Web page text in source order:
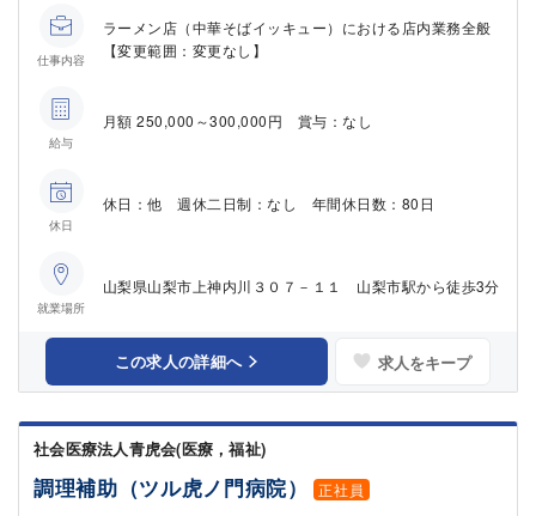
仕事内容
ラーメン店（中華そばイッキュー）における店内業務全般
【変更範囲：変更なし】
給与
月額 250,000～300,000円 賞与：なし
休日
休日：他 週休二日制：なし 年間休日数：80日
就業場所
山梨県山梨市上神内川３０７－１１ 山梨市駅から徒歩3分
この求人の詳細へ 求人をキープ
社会医療法人青虎会(医療，福祉)
調理補助（ツル虎ノ門病院）
正社員